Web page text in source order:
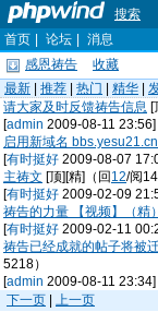
搜索
首页
论坛
消息
感恩祷告
收藏
最新
推荐 热门 精华
请大家及时反馈祷告信息 [
[admin 2009-08-11 23:56]
启用新域名 bbs.yesu21.cn
[有时挺好 2009-08-07
主祷文 [顶][精]（回 12/阅
[有时挺好 2009-02-09
祷告的力量 【视频】（精）
[有时挺好 2009-02-11
祷告已经成就的帖子将被
5218）
[admin 2009-08-11 23:34]
下一页
上一页